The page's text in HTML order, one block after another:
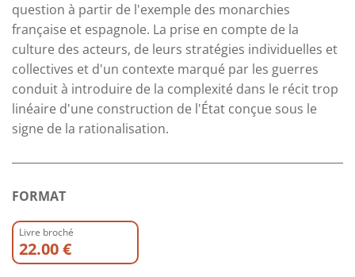
question à partir de l'exemple des monarchies
française et espagnole. La prise en compte de la
culture des acteurs, de leurs stratégies individuelles et
collectives et d'un contexte marqué par les guerres
conduit à introduire de la complexité dans le récit trop
linéaire d'une construction de l'État conçue sous le
signe de la rationalisation.
FORMAT
Livre broché
22.00 €